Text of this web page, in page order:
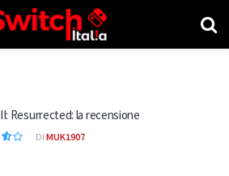
Resurrected: la recensione
DI MUK1907